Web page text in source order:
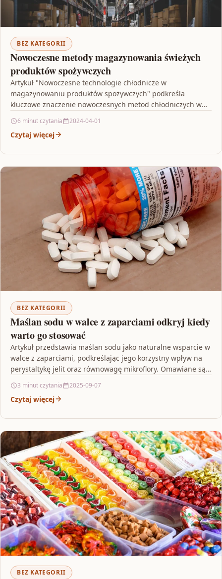
BEZ KATEGORII
Nowoczesne metody magazynowania świeżych
produktów spożywczych
Artykuł "Nowoczesne technologie chłodnicze w
magazynowaniu produktów spożywczych" podkreśla
kluczowe znaczenie nowoczesnych metod chłodniczych w
innowacyjne rozwiązania, takie…
6 minut czytania 2024-04-01
Czytaj więcej
BEZ KATEGORII
Maślan sodu w walce z zaparciami odkryj kiedy
warto go stosować
Artykuł przedstawia maślan sodu jako naturalne wsparcie w
walce z zaparciami, podkreślając jego korzystny wpływ na
perystaltykę jelit oraz równowagę mikroflory. Omawiane są
3 minut czytania 2025-09-07
Czytaj więcej
BEZ KATEGORII